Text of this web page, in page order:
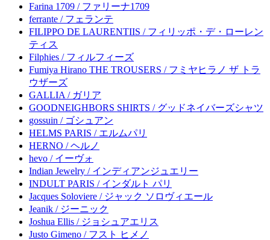
Farina 1709 / ファリーナ1709
ferrante / フェランテ
FILIPPO DE LAURENTIIS / フィリッポ・デ・ローレン
ティス
Filphies / フィルフィーズ
Fumiya Hirano THE TROUSERS / フミヤヒラノ ザ トラ
ウザーズ
GALLIA / ガリア
GOODNEIGHBORS SHIRTS / グッドネイバーズシャツ
gossuin / ゴシュアン
HELMS PARIS / エルムパリ
HERNO / ヘルノ
hevo / イーヴォ
Indian Jewelry / インディアンジュエリー
INDULT PARIS / インダルト パリ
Jacques Soloviere / ジャック ソロヴィエール
Jeanik / ジーニック
Joshua Ellis / ジョシュアエリス
Justo Gimeno / フスト ヒメノ